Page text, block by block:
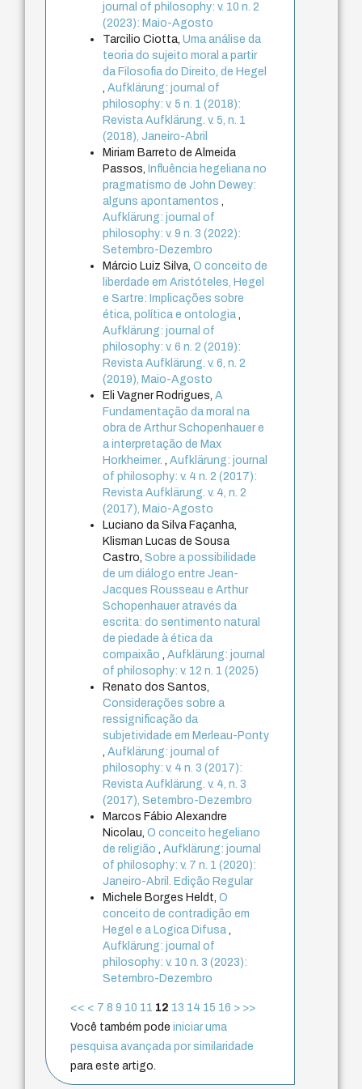
journal of philosophy: v. 10 n. 2
(2023): Maio-Agosto
Tarcilio Ciotta,Uma análise da
teoria do sujeito moral a partir
da Filosofia do Direito, de Hegel
,Aufklärung: journal of
philosophy: v. 5 n. 1 (2018):
Revista Aufklärung. v. 5, n. 1
(2018), Janeiro-Abril
Miriam Barreto de Almeida
Passos,
Influência hegeliana no
pragmatismo de John Dewey:
alguns apontamentos
Aufklärung: journal of
philosophy: v. 9 n. 3 (2022):
Setembro-Dezembro
Márcio Luiz Silva,O conceito de
liberdade em Aristóteles, Hegel
e Sartre: Implicações sobre
ética, política e ontologia
Aufklärung: journal of
philosophy: v. 6 n. 2 (2019):
Revista Aufklärung. v. 6, n. 2
(2019), Maio-Agosto
Eli Vagner Rodrigues,A
Fundamentação da moral na
obra de Arthur Schopenhauer e
a interpretação de Max
Horkheimer.
,Aufklärung: journal
of philosophy: v. 4 n. 2 (2017):
Revista Aufklärung. v. 4, n. 2
(2017), Maio-Agosto
Luciano da Silva Façanha,
Klisman Lucas de Sousa
Castro,Sobre a possibilidade
de um diálogo entre Jean-
Jacques Rousseau e Arthur
Schopenhauer através da
escrita: do sentimento natural
de piedade à ética da
compaixão
,Aufklärung: journal
of philosophy: v. 12 n. 1 (2025)
Renato dos Santos,
Considerações sobre a
ressignificação da
subjetividade em Merleau-Ponty
,Aufklärung: journal of
philosophy: v. 4 n. 3 (2017):
Revista Aufklärung. v. 4, n. 3
(2017), Setembro-Dezembro
Marcos Fábio Alexandre
Nicolau,O conceito hegeliano
de religião
,Aufklärung: journal
of philosophy: v. 7 n. 1 (2020):
Janeiro-Abril. Edição Regular
Michele Borges Heldt,O
conceito de contradição em
Hegel e a Logica Difusa
Aufklärung: journal of
philosophy: v. 10 n. 3 (2023):
Setembro-Dezembro
<< < 7 8 9 10 11 12 13 14 15 16 > >>
Você também podeiniciar uma
pesquisa avançada por similaridade
para este artigo.